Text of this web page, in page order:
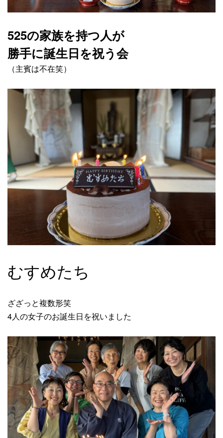
525の家族を持つ人が
勝手に誕生日を祝う会
（主賓は不在笑）
むすめたち
ざざっと複数形笑
4人の女子のお誕生日を祝いました